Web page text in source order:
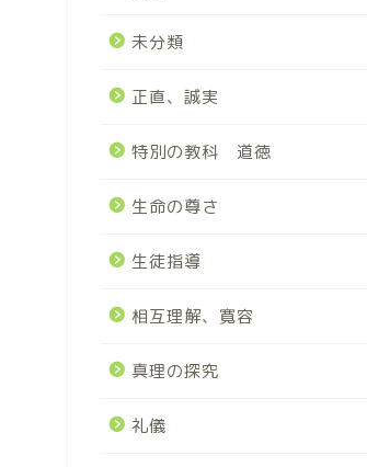
未分類
正直、誠実
特別の教科 道徳
生命の尊さ
生徒指導
相互理解、寛容
真理の探究
礼儀